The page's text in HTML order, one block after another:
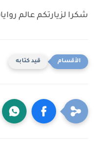
شكرا لزيارتكم عالم
قيد كتابه